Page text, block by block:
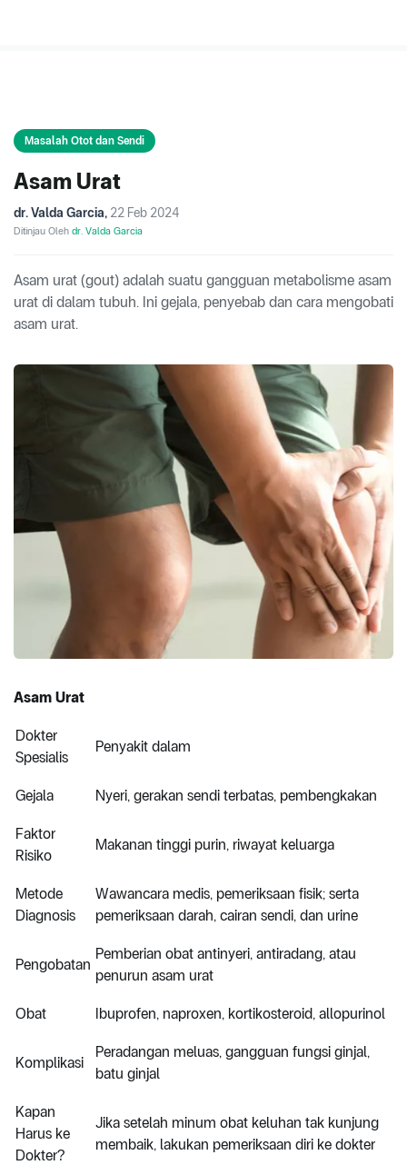
Masalah Otot dan Sendi
Asam Urat
dr. Valda Garcia, 22 Feb 2024
Ditinjau Oleh dr. Valda Garcia
Asam urat (gout) adalah suatu gangguan metabolisme asam
urat di dalam tubuh. Ini gejala, penyebab dan cara mengobati
asam urat.
Asam Urat
Dokter
Spesialis
Penyakit dalam
Gejala Nyeri, gerakan sendi terbatas, pembengkakan
Faktor
Risiko
Makanan tinggi purin, riwayat keluarga
Metode
Diagnosis
Wawancara medis, pemeriksaan fisik; serta
pemeriksaan darah, cairan sendi, dan urine
Pengobatan
Pemberian obat antinyeri, antiradang, atau
penurun asam urat
Obat Ibuprofen, naproxen, kortikosteroid, allopurinol
Komplikasi
Peradangan meluas, gangguan fungsi ginjal,
batu ginjal
Kapan
Harus ke
Dokter?
Jika setelah minum obat keluhan tak kunjung
membaik, lakukan pemeriksaan diri ke dokter